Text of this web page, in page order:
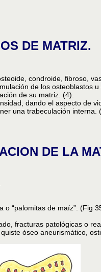
DE MATRIZ.
condroide, fibroso,
de los osteoblastos
de su matriz. (4).
dando el aspecto de
una trabeculación interna.
DE LA
“palomitas de maíz”. (Fig
fracturas patológicas o
óseo aneurismático,